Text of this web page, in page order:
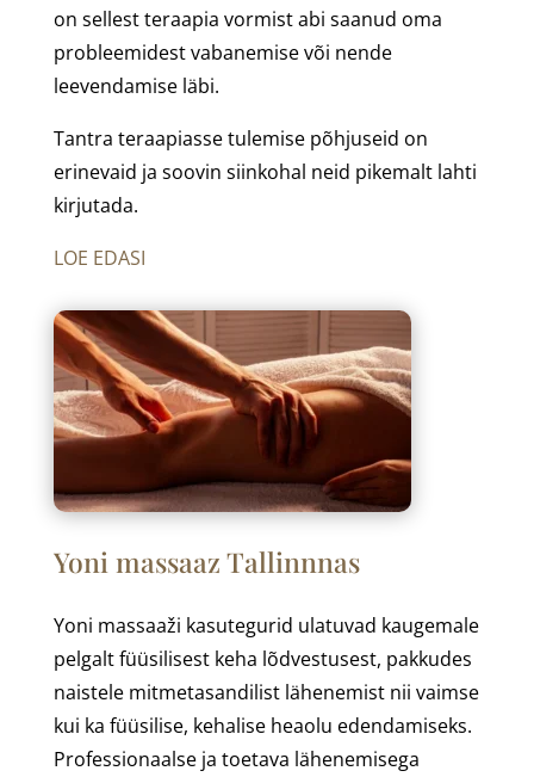
on sellest teraapia vormist abi saanud oma
probleemidest vabanemise või nende
leevendamise läbi.
Tantra teraapiasse tulemise põhjuseid on
erinevaid ja soovin siinkohal neid pikemalt lahti
kirjutada.
LOE EDASI
Yoni massaaz Tallinnnas
Yoni massaaži kasutegurid ulatuvad kaugemale
pelgalt füüsilisest keha lõdvestusest, pakkudes
naistele mitmetasandilist lähenemist nii vaimse
kui ka füüsilise, kehalise heaolu edendamiseks.
Professionaalse ja toetava lähenemisega